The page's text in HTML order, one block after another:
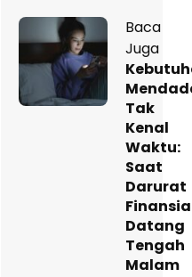
Baca
Juga
Tak
Kenal
Waktu:
Saat
Darurat
Datang
Tengah
Malam